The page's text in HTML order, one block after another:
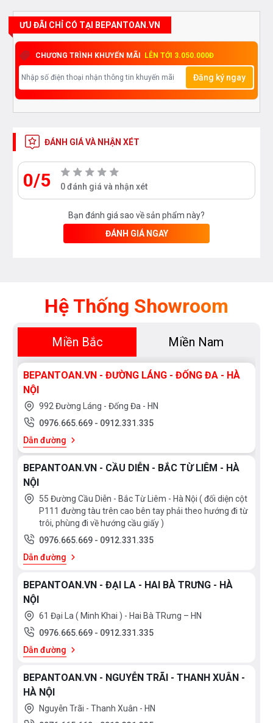
ƯU ĐÃI CHỈ CÓ TẠI BEPANTOAN.VN
CHƯƠNG TRÌNH KHUYẾN MÃI LÊN TỚI 3.050.000Đ
Đăng ký ngay
ĐÁNH GIÁ VÀ NHẬN XÉT
0/5 0 đánh giá và nhận xét
Bạn đánh giá sao về sản phẩm này?
ĐÁNH GIÁ NGAY
Hệ Thống Showroom
Miền Bắc Miền Nam
BEPANTOAN.VN - ĐƯỜNG LÁNG - ĐỐNG ĐA - HÀ
NỘI
992 Đường Láng - Đống Đa - HN
0976.665.669 - 0912.331.335
Dẫn đường
BEPANTOAN.VN - CẦU DIỄN - BẮC TỪ LIÊM - HÀ
NỘI
55 Đường Cầu Diễn - Bắc Từ Liêm - Hà Nội ( đối diện cột
P111 đường tàu trên cao bên tay phải theo hướng đi từ
trôi, phùng đi về hướng cầu giấy )
0976.665.669 - 0912.331.335
Dẫn đường
BEPANTOAN.VN - ĐẠI LA - HAI BÀ TRƯNG - HÀ
NỘI
61 Đại La ( Minh Khai ) - Hai Bà TRưng – HN
0976.665.669 - 0912.331.335
Dẫn đường
BEPANTOAN.VN - NGUYỄN TRÃI - THANH XUÂN -
HÀ NỘI
Nguyễn Trãi - Thanh Xuân - HN